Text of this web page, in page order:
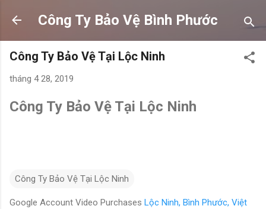
Chuyển đến nội dung chính
Công Ty Bảo Vệ Bình Phước
Công Ty Bảo Vệ Tại Lộc Ninh
tháng 4 28, 2019
Công Ty Bảo Vệ Tại Lộc Ninh
Công Ty Bảo Vệ Tại Lộc Ninh
Google Account Video Purchases Lộc Ninh, Bình Phước, Việt